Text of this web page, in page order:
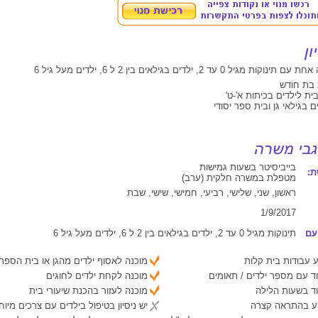
0 עד 2, ילדים בגילאים בין 2 ל 6, ילדים מעל גיל 6
בת חודש
לילדים בכיתות א'-ט'
בגילאי גן ובית ספר יסודי
בייביסיטר בשעות גמישות
מטפלת במשרה חלקית (ערב)
ראשון, שני, שלישי, רביעי, חמישי, שישי, שבת
1/9/2017
עם
תינוקות מגיל 0 עד 2, ילדים בגילאים בין 2 ל 6, ילדים מעל גיל 6
עבודות בית קלות
עם מספר ילדים / תאומים
בשעות הלילה
בהתראה קצרה
מוכנה לאסוף ילדים מהגן או בית הספר
מוכנה לקחת ילדים לחוגים
מוכנה לעזור בהכנת שיעורי בית
יש ניסיון בטיפול בילדים עם צרכים